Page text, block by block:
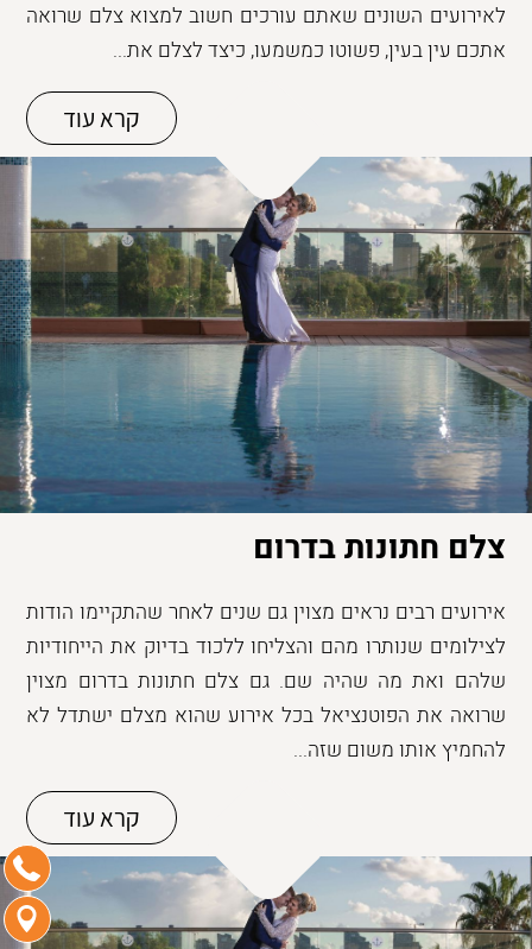
לאירועים השונים שאתם עורכים חשוב למצוא צלם שרואה
אתכם עין בעין, פשוטו כמשמעו, כיצד לצלם את...
קרא עוד
צלם חתונות בדרום
אירועים רבים נראים מצוין גם שנים לאחר שהתקיימו הודות
לצילומים שנותרו מהם והצליחו ללכוד בדיוק את הייחודיות
שלהם ואת מה שהיה שם. גם צלם חתונות בדרום מצוין
שרואה את הפוטנציאל בכל אירוע שהוא מצלם ישתדל לא
להחמיץ אותו משום שזה...
קרא עוד